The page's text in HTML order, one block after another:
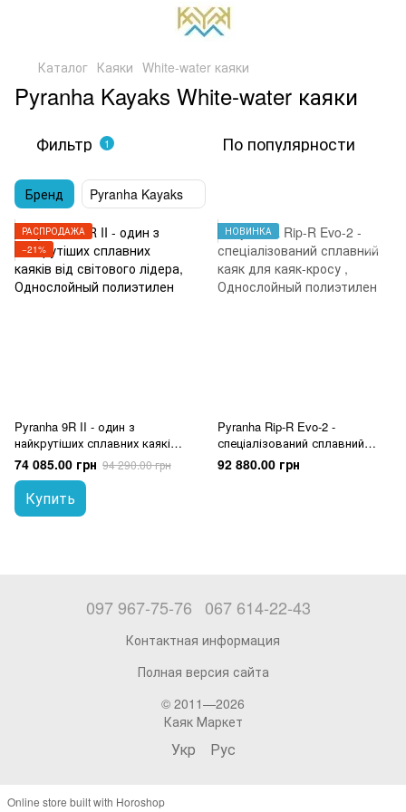
Каталог Каяки White-water каяки
Pyranha Kayaks White-water каяки
Фильтр 1 По популярности
Бренд Pyranha Kayaks
РАСПРОДАЖА
−21%
Pyranha 9R II - один з
найкрутіших сплавних каяків
від світового лідера
74 085.00 грн 94 290.00 грн
Купить
НОВИНКА
Pyranha Rip-R Evo-2 -
спеціалізований сплавний
каяк для каяк-кросу
92 880.00 грн
097 967-75-76 067 614-22-43
Контактная информация
Полная версия сайта
© 2011—2026
Каяк Маркет
Укр Рус
Online store built with Horoshop